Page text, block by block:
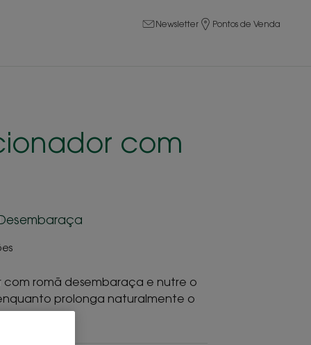
Newsletter Pontos de Venda
com
com romã desembaraça e nutre o
prolonga naturalmente o